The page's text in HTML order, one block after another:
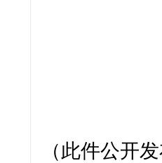
（此件公开